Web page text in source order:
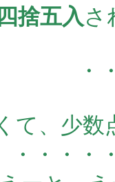
四捨五入さ
・
て、少
・・・・